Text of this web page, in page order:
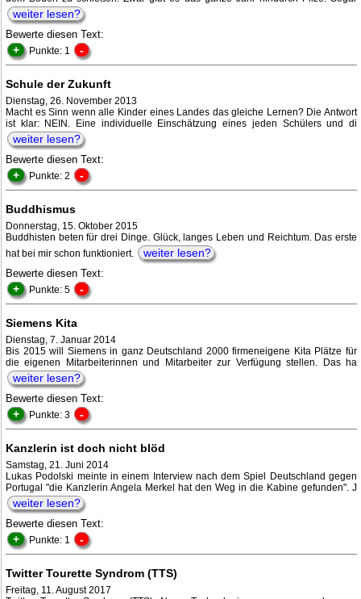
weiter lesen?
Bewerte diesen Text:
+ Punkte: 1 -
Schule der Zukunft
Dienstag, 26. November 2013
Macht es Sinn wenn alle Kinder eines Landes das gleiche Lernen? Die Antwort
ist klar: NEIN. Eine individuelle Einschätzung eines jeden Schülers und di
weiter lesen?
Bewerte diesen Text:
+ Punkte: 2 -
Buddhismus
Donnerstag, 15. Oktober 2015
Buddhisten beten für drei Dinge. Glück, langes Leben und Reichtum. Das erste
hat bei mir schon funktioniert.
weiter lesen?
Bewerte diesen Text:
+ Punkte: 5 -
Siemens Kita
Dienstag, 7. Januar 2014
Bis 2015 will Siemens in ganz Deutschland 2000 firmeneigene Kita Plätze für
die eigenen Mitarbeiterinnen und Mitarbeiter zur Verfügung stellen. Das ha
weiter lesen?
Bewerte diesen Text:
+ Punkte: 3 -
Kanzlerin ist doch nicht blöd
Samstag, 21. Juni 2014
Lukas Podolski meinte in einem Interview nach dem Spiel Deutschland gegen
Portugal "die Kanzlerin Angela Merkel hat den Weg in die Kabine gefunden". J
weiter lesen?
Bewerte diesen Text:
+ Punkte: 1 -
Twitter Tourette Syndrom (TTS)
Freitag, 11. August 2017